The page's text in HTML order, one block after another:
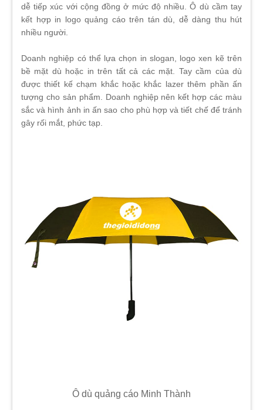
dễ tiếp xúc với cộng đồng ở mức độ nhiều. Ô dù cầm tay
kết hợp in logo quảng cáo trên tán dù, dễ dàng thu hút
nhiều người.
Doanh nghiệp có thể lựa chọn in slogan, logo xen kẽ trên
bề mặt dù hoặc in trên tất cả các mặt. Tay cầm của dù
được thiết kế chạm khắc hoặc khắc lazer thêm phần ấn
tượng cho sản phẩm. Doanh nghiệp nên kết hợp các màu
sắc và hình ảnh in ấn sao cho phù hợp và tiết chế để tránh
gây rối mắt, phức tạp.
Ô dù quảng cáo Minh Thành